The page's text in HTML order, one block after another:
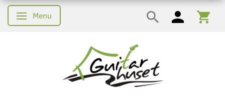
Skifte navigation
Menu